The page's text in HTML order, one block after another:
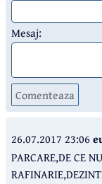
Mesaj:
Comenteaza
26.07.2017 23:06
PARCARE,DE CE